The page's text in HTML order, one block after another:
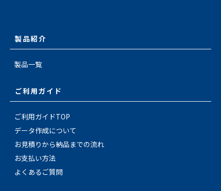
製品紹介
製品一覧
ご利用ガイド
ご利用ガイドTOP
データ作成について
お見積りから納品までの流れ
お支払い方法
よくあるご質問